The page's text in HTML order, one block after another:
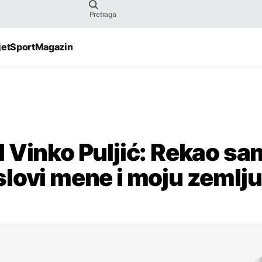
SportMagazin
Puljić: Rekao
mene i moju zemlju